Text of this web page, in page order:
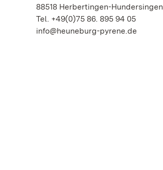
88518 Herbertingen-Hundersingen
Tel. +49(0)75 86. 895 94 05
info@heuneburg-pyrene.de